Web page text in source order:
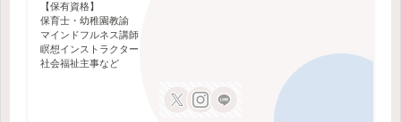
【保有資格】
保育士・幼稚園教諭
マインドフルネス講師
瞑想インストラクター
社会福祉主事など